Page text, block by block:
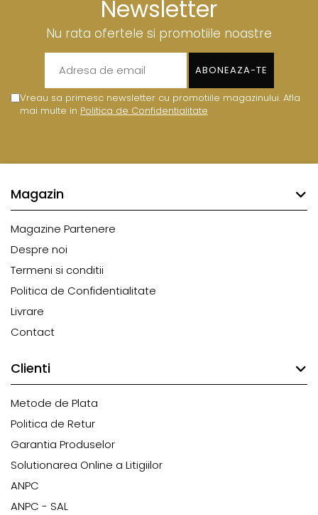
Newsletter
Nu rata ofertele si promotiile noastre
Vreau sa primesc newsletter cu promotiile magazinului. Afla
mai multe in Politica de Confidentialitate
Magazin
Magazine Partenere
Despre noi
Termeni si conditii
Politica de Confidentialitate
Livrare
Contact
Clienti
Metode de Plata
Politica de Retur
Garantia Produselor
Solutionarea Online a Litigiilor
ANPC
ANPC - SAL